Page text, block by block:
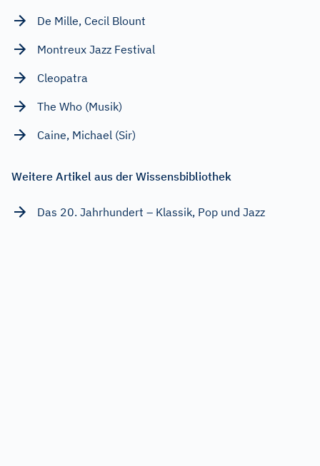
De Mille, Cecil Blount
Montreux Jazz Festival
Cleopatra
The Who (Musik)
Caine, Michael (Sir)
Weitere Artikel aus der Wissensbibliothek
Das 20. Jahrhundert – Klassik, Pop und Jazz